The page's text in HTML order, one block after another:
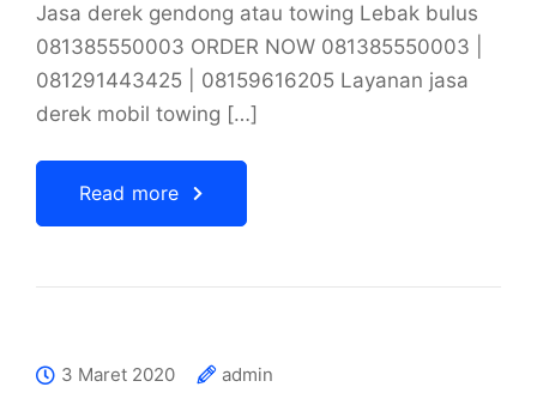
Jasa derek gendong atau towing Lebak bulus
081385550003 ORDER NOW 081385550003 |
081291443425 | 08159616205 Layanan jasa
derek mobil towing […]
Read more
3 Maret 2020
admin